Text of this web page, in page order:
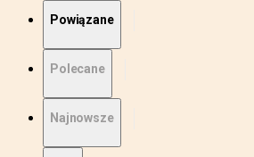
Powiązane
Polecane
Najnowsze